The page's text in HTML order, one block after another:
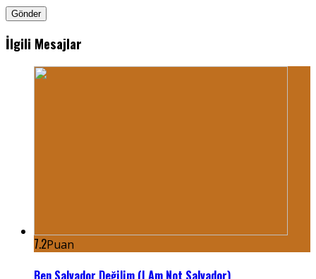
İlgili Mesajlar
7.2Puan